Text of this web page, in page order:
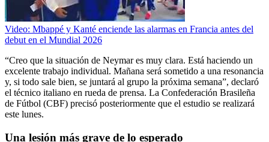
Video: Mbappé y Kanté enciende las alarmas en Francia antes del
debut en el Mundial 2026
“Creo que la situación de Neymar es muy clara. Está haciendo un
excelente trabajo individual. Mañana será sometido a una resonancia
y, si todo sale bien, se juntará al grupo la próxima semana”, declaró
el técnico italiano en rueda de prensa. La Confederación Brasileña
de Fútbol (CBF) precisó posteriormente que el estudio se realizará
este lunes.
Una lesión más grave de lo esperado